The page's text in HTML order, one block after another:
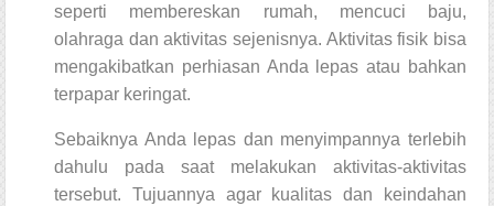
seperti membereskan rumah, mencuci baju,
olahraga dan aktivitas sejenisnya. Aktivitas fisik bisa
mengakibatkan perhiasan Anda lepas atau bahkan
terpapar keringat.
Sebaiknya Anda lepas dan menyimpannya terlebih
dahulu pada saat melakukan aktivitas-aktivitas
tersebut. Tujuannya agar kualitas dan keindahan